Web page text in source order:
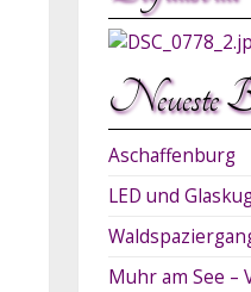
Neueste
Aschaffenburg
LED und
Muhr am See –